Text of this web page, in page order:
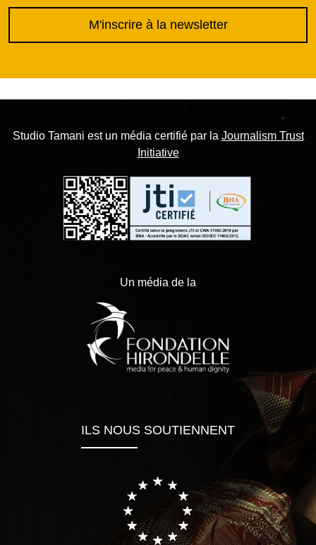
M'inscrire à la newsletter
Studio Tamani est un média certifié par la Journalism Trust
Initiative
Un média de la
ILS NOUS SOUTIENNENT